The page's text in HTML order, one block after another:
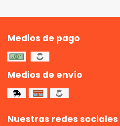
Medios de pago
Medios de envío
Nuestras redes sociales